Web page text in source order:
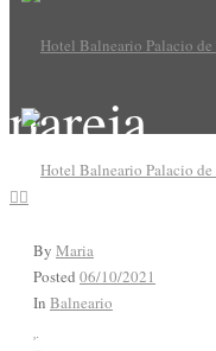
pareja
By Maria
Posted 06/10/2021
In Balneario